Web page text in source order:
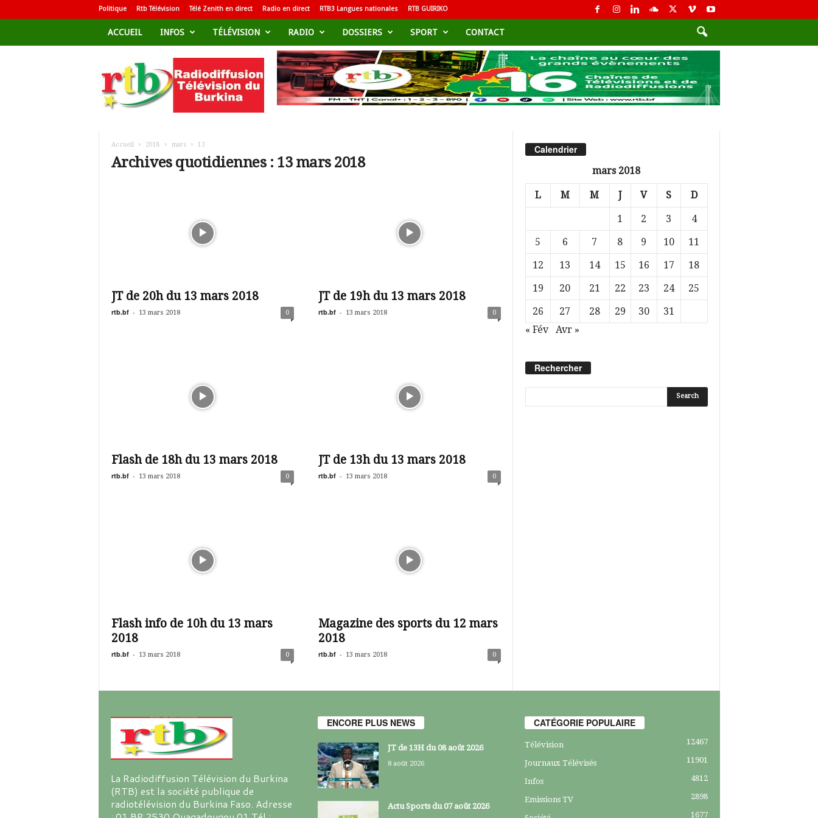
Politique Rtb Télévision Télé Zenith en direct Radio en direct RTB3 Langues nationales RTB GUIRIKO
ACCUEIL INFOS TÉLÉVISION RADIO DOSSIERS SPORT CONTACT
d
i
Accueil 2018 mars 13
Archives quotidiennes : 13 mars 2018
JT de 20h du 13 mars 2018
rtb.bf - 13 mars 2018 0
JT de 19h du 13 mars 2018
rtb.bf - 13 mars 2018 0
Flash de 18h du 13 mars 2018
rtb.bf - 13 mars 2018 0
JT de 13h du 13 mars 2018
rtb.bf - 13 mars 2018 0
Flash info de 10h du 13 mars
2018
rtb.bf - 13 mars 2018 0
Magazine des sports du 12 mars
2018
rtb.bf - 13 mars 2018 0
Calendrier
mars 2018
L M M J V S D
1 2 3
4
5
6 7 8 9 10
11
12
13 14 15 16 17
18
19
20 21 22 23 24
25
26
27 28 29 30
31
« Fév
Avr »
Rechercher
La Radiodiffusion Télévision du Burkina
(RTB) est la société publique de
radiotélévision du Burkina Faso. Adresse
ENCORE PLUS NEWS
JT de 13H du 08 août 2026
8 août 2026
Actu Sports du 07 août 2026
CATÉGORIE POPULAIRE
Télévision 12467
Journaux Télévisés 11901
Infos 4812
Emissions TV 2898
1677